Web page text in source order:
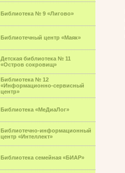
Библиотека № 9 «Лигово»
Библиотечный центр «Маяк»
Детская библиотека № 11
«Остров сокровищ»
Библиотека № 12
«Информационно-сервисный
центр»
Библиотека «МеДиаЛог»
Библиотечно-информационный
центр «Интеллект»
Библиотека семейная «БИАР»